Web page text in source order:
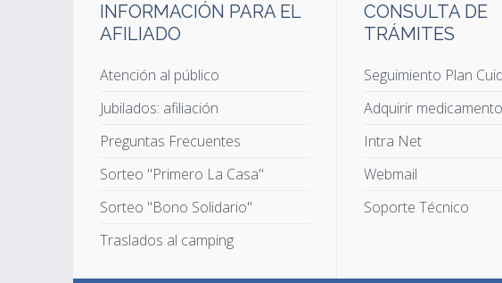
INFORMACIÓN PARA EL
AFILIADO
Atención al público
Jubilados: afiliación
Preguntas Frecuentes
Sorteo "Primero La Casa"
Sorteo "Bono Solidario"
Traslados al camping
CONSULTA DE
TRÁMITES
Seguimiento Plan
Adquirir
Intra Net
Webmail
Soporte Técnico